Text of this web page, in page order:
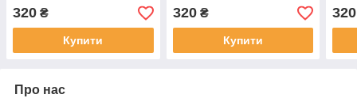
320 ₴
Купити
320₴
Купити
320
Про нас